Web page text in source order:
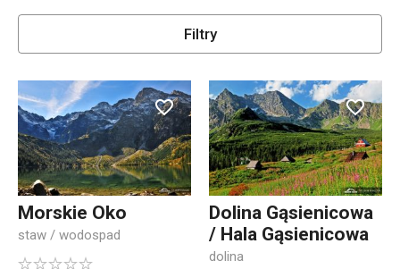
Filtry
Morskie Oko
staw / wodospad
Dolina Gąsienicowa
/ Hala Gąsienicowa
dolina